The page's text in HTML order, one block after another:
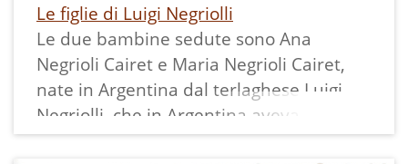
Le figlie di Luigi Negriolli
Le due bambine sedute sono Ana
Negrioli Cairet e Maria Negrioli Cairet,
nate in Argentina dal terlaghese Luigi
Negriolli, che in Argentina aveva assunto
il nome Luis Negrioli Marchetti, e dalla